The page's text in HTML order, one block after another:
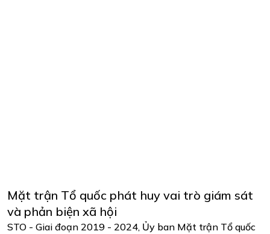
Mặt trận Tổ quốc phát huy vai trò giám sát
và phản biện xã hội
STO - Giai đoạn 2019 - 2024, Ủy ban Mặt trận Tổ quốc